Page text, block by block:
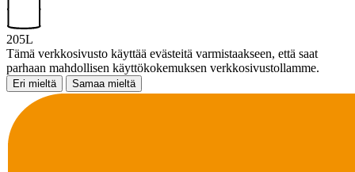
205L
Tämä verkkosivusto käyttää evästeitä varmistaakseen, että saat
parhaan mahdollisen käyttökokemuksen verkkosivustollamme.
Eri mieltä Samaa mieltä